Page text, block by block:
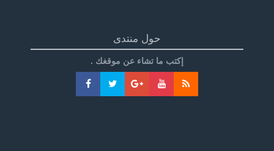
حول منتدى
إكتب ما تشاء عن موقغك .